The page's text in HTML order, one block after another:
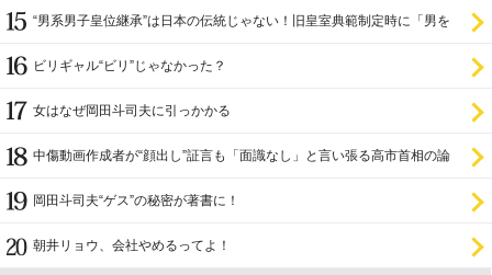
“男系男子皇位継承”は日本の伝統じゃない！旧皇室典範制定時に「男を
ビリギャル“ビリ”じゃなかった？
女はなぜ岡田斗司夫に引っかかる
中傷動画作成者が“顔出し”証言も「面識なし」と言い張る高市首相の論
岡田斗司夫“ゲス”の秘密が著書に！
朝井リョウ、会社やめるってよ！